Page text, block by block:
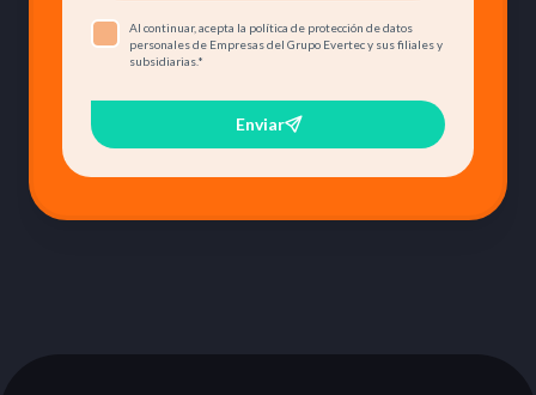
Al continuar, acepta la política de protección de datos
personales de Empresas del Grupo Evertec y sus filiales y
subsidiarias.*
Enviar